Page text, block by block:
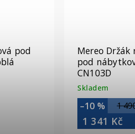
pod
Mereo
pod
CN103D
Skladem
1
–10 %
1 341 Kč